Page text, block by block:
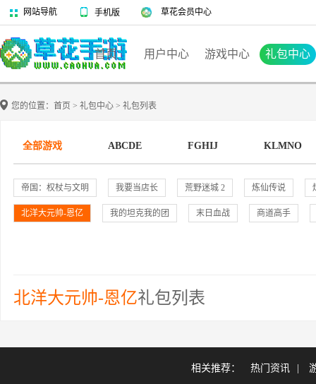
网站导航 手机版 草花会员中心
首页 用户中心 游戏中心 礼包中心
您的位置： 首页 > 礼包中心 > 礼包列表
全部游戏 ABCDE FGHIJ KLMNO
帝国：权杖与文明 我要当店长 荒野迷城 2 炼仙传说
北洋大元帅-恩亿 我的坦克我的团 末日血战 商道高手
北洋大元帅-恩亿礼包列表
相关推荐： 热门资讯